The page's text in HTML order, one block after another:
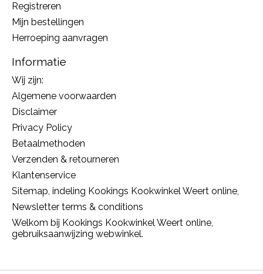
Registreren
Mijn bestellingen
Herroeping aanvragen
Informatie
Wij zijn:
Algemene voorwaarden
Disclaimer
Privacy Policy
Betaalmethoden
Verzenden & retourneren
Klantenservice
Sitemap, indeling Kookings Kookwinkel Weert online,
Newsletter terms & conditions
Welkom bij Kookings Kookwinkel Weert online,
gebruiksaanwijzing webwinkel.